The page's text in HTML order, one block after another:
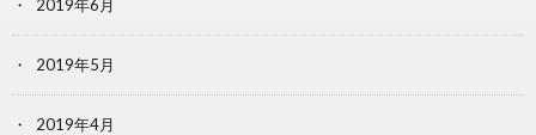
2019年6月
2019年5月
2019年4月